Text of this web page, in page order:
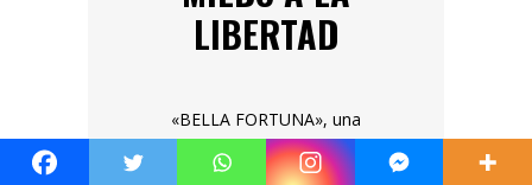
LIBERTAD
«BELLA FORTUNA», una
representación y declaración del